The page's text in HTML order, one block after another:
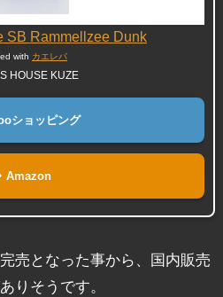
SB Rammellzee Dunk
with カエレバ
HOUSE KUZE
ショッピング
Amazon
売となった事から、国内販売
りそうです。